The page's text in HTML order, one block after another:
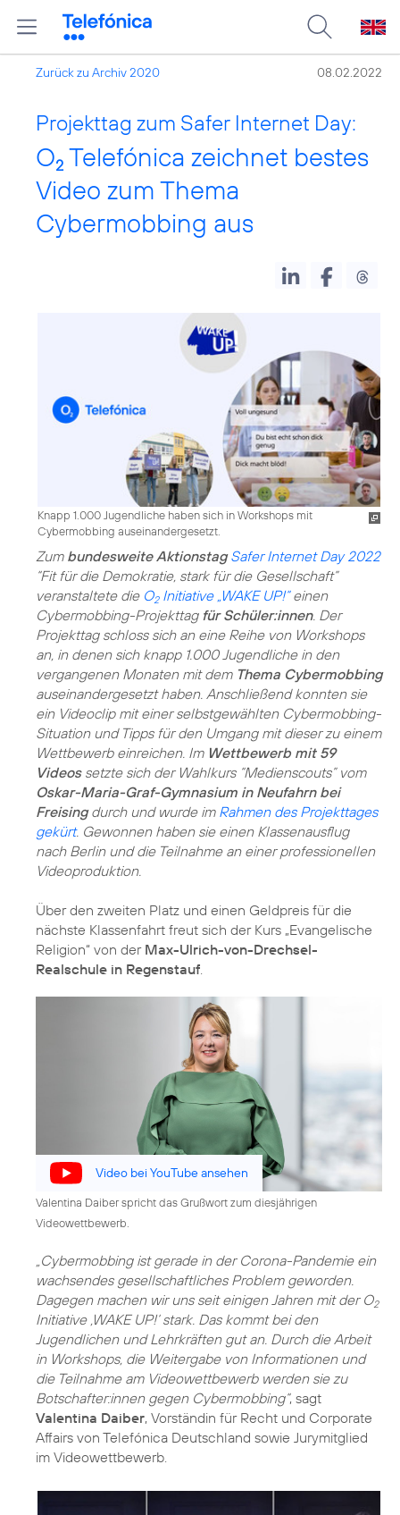
Zurück zu Archiv 2020 08.02.2022
Projekttag zum Safer Internet Day:
O2 Telefónica zeichnet bestes
Video zum Thema
Cybermobbing aus
Knapp 1.000 Jugendliche haben sich in Workshops mit
Cybermobbing auseinandergesetzt.
Zum bundesweite Aktionstag Safer Internet Day 2022
“Fit für die Demokratie, stark für die Gesellschaft”
veranstaltete die O2Initiative „WAKE UP!“einen
Cybermobbing-Projekttag für Schüler:innen. Der
Projekttag schloss sich an eine Reihe von Workshops
an, in denen sich knapp 1.000 Jugendliche in den
vergangenen Monaten mit dem Thema Cybermobbing
auseinandergesetzt haben. Anschließend konnten sie
ein Videoclip mit einer selbstgewählten Cybermobbing-
Situation und Tipps für den Umgang mit dieser zu einem
Wettbewerb einreichen. Im Wettbewerb mit 59
Videossetzte sich der Wahlkurs “Medienscouts” vom
Oskar-Maria-Graf-Gymnasium in Neufahrn bei
Freisingdurch und wurde im Rahmen des Projekttages
gekürt. Gewonnen haben sie einen Klassenausflug
nach Berlin und die Teilnahme an einer professionellen
Videoproduktion.
Über den zweiten Platz und einen Geldpreis für die
nächste Klassenfahrt freut sich der Kurs „Evangelische
Religion“ von der Max-Ulrich-von-Drechsel-
Realschule in Regenstauf
Video bei YouTube ansehen
Valentina Daiber spricht das Grußwort zum diesjährigen
Videowettbewerb.
„Cybermobbing ist gerade in der Corona-Pandemie ein
wachsendes gesellschaftliches Problem geworden.
Dagegen machen wir uns seit einigen Jahren mit der O2
Initiative ‚WAKE UP!‘ stark. Das kommt bei den
Jugendlichen und Lehrkräften gut an. Durch die Arbeit
in Workshops, die Weitergabe von Informationen und
die Teilnahme am Videowettbewerb werden sie zu
Botschafter:innen gegen Cybermobbing“, sagt
Valentina Daiber, Vorständin für Recht und Corporate
Affairs von Telefónica Deutschland sowie Jurymitglied
im Videowettbewerb.